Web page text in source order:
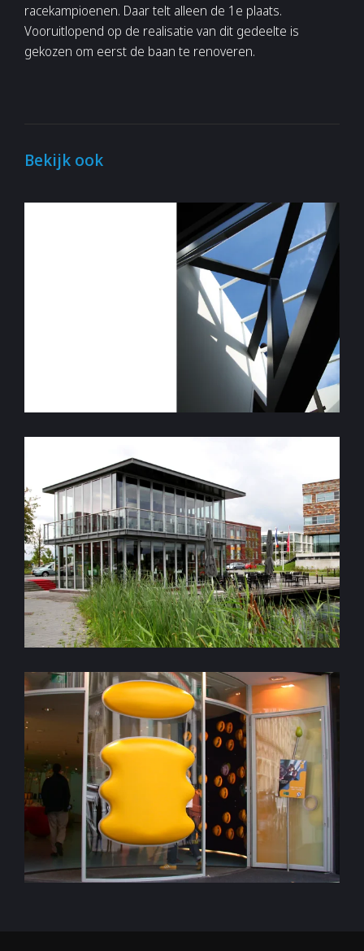
racekampioenen. Daar telt alleen de 1e plaats.
Vooruitlopend op de realisatie van dit gedeelte is
gekozen om eerst de baan te renoveren.
Bekijk ook